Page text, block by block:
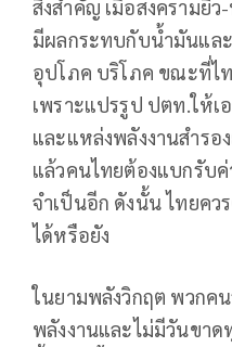
สิ่งสำคัญ เมื่อสงครามยิ
มีผลกระทบกับน้ำมันแล
อุปโภค บริโภค ขณะที่ไ
เพราะแปรรูป ปตท.ให้
และแหล่งพลังงานสำรอ
แล้วคนไทยต้องแบกรับค่
จำเป็นอีก ดังนั้น ไทยคว
ได้หรือยัง
ในยามพลังวิกฤต พวกค
พลังงานและไม่มีวันขา